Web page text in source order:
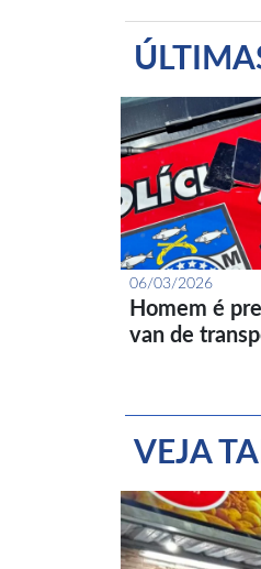
06/03/2026
Homem é
van de
VEJA